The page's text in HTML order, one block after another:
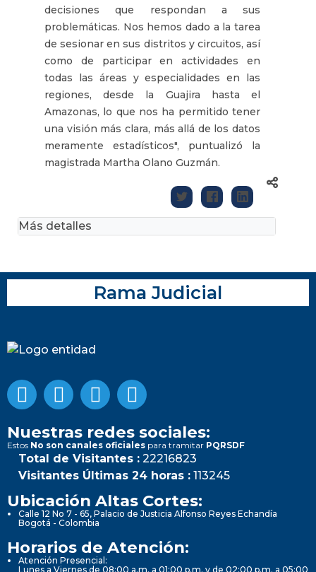
decisiones que respondan a sus
problemáticas. Nos hemos dado a la tarea
de sesionar en sus distritos y circuitos, así
como de participar en actividades en
todas las áreas y especialidades en las
regiones, desde la Guajira hasta el
Amazonas, lo que nos ha permitido tener
una visión más clara, más allá de los datos
meramente estadísticos", puntualizó la
magistrada Martha Olano Guzmán.
Más detalles
Rama Judicial
Nuestras redes sociales:
Estos No son canales oficiales para tramitar PQRSDF
Total de Visitantes : 22216823
Visitantes Últimas 24 horas : 113245
Ubicación Altas Cortes:
Calle 12 No 7 - 65, Palacio de Justicia Alfonso Reyes Echandía
Bogotá - Colombia
Horarios de Atención:
Atención Presencial:
Lunes a Viernes de 08:00 a.m. a 01:00 p.m. y de 02:00 p.m. a 05:00